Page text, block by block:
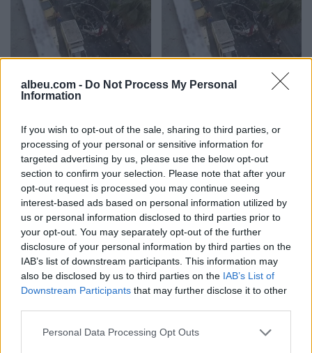
albeu.com - Do Not Process My Personal
Information
If you wish to opt-out of the sale, sharing to third parties, or
processing of your personal or sensitive information for
targeted advertising by us, please use the below opt-out
section to confirm your selection. Please note that after your
opt-out request is processed you may continue seeing
interest-based ads based on personal information utilized by
us or personal information disclosed to third parties prior to
your opt-out. You may separately opt-out of the further
disclosure of your personal information by third parties on the
IAB’s list of downstream participants. This information may
also be disclosed by us to third parties on the IAB’s List of
Downstream Participants that may further disclose it to other
Personal Data Processing Opt Outs
minibus në periferi të
Video/ Dy të vrarë dhe 13
të plagosur nga
Ceuta përballet me krizë
të rëndë humanitare, hyrja
e 72,000 emigrantëve në
dy ditë ndez përplasjet
politike në Spanjë
Profesori i Kembrixhit
largohet nga detyra pas
akuzave për plagjiaturë
dhe pasaktësi akademike